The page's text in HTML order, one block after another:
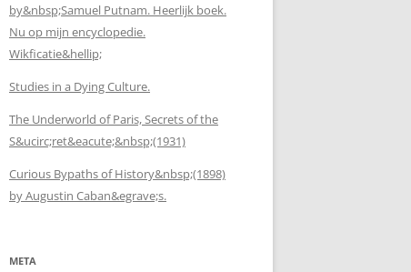
by&nbsp;Samuel Putnam. Heerlijk boek.
Nu op mijn encyclopedie.
Wikficatie&hellip;
Studies in a Dying Culture.
The Underworld of Paris, Secrets of the
S&ucirc;ret&eacute;&nbsp;(1931)
Curious Bypaths of History&nbsp;(1898)
by Augustin Caban&egrave;s.
META